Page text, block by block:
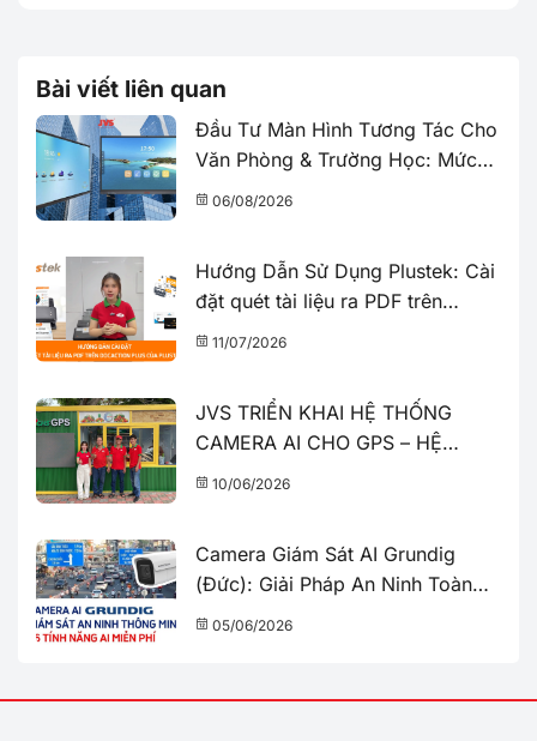
Bài viết liên quan
Đầu Tư Màn Hình Tương Tác Cho
Văn Phòng & Trường Học: Mức
Giá & Những Điều Cần Biết
06/08/2026
Hướng Dẫn Sử Dụng Plustek: Cài
đặt quét tài liệu ra PDF trên
DocActionPlus | JVS
11/07/2026
JVS TRIỂN KHAI HỆ THỐNG
CAMERA AI CHO GPS – HỆ
THỐNG ĐÔ THỊ THÔNG MINH
10/06/2026
Camera Giám Sát AI Grundig
(Đức): Giải Pháp An Ninh Toàn
Diện Với 16 Tính Năng Miễn Phí
05/06/2026